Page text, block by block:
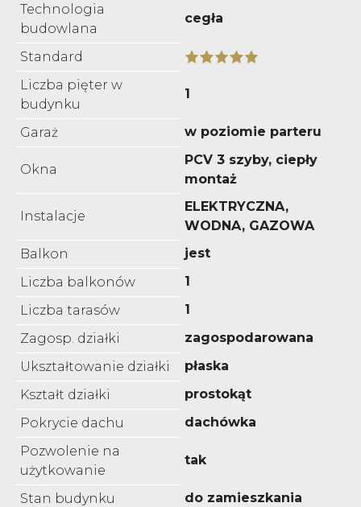
Technologia
budowlana
cegła
Standard
Liczba pięter w
budynku
1
Garaż w poziomie parteru
Okna
PCV 3 szyby, ciepły
montaż
Instalacje
ELEKTRYCZNA,
WODNA, GAZOWA
Balkon
jest
Liczba balkonów
1
Liczba tarasów
1
Zagosp. działki
zagospodarowana
Ukształtowanie działki
płaska
Kształt działki
prostokąt
Pokrycie dachu
dachówka
Pozwolenie na
użytkowanie
tak
Stan budynku
do zamieszkania